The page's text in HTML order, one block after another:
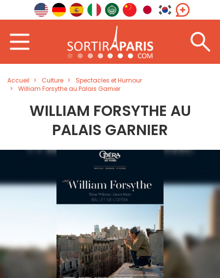
Accueil Culture
Spectacles et Humour
William Forsythe au Palais Garnier
WILLIAM FORSYTHE AU
PALAIS GARNIER